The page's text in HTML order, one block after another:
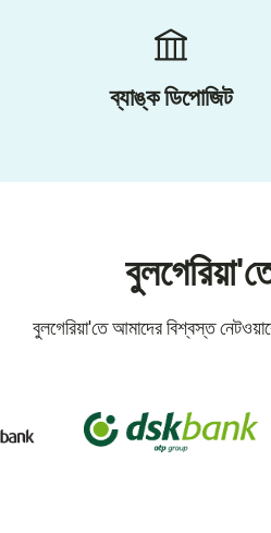
ব্যাঙ্ক ডিপোজিট
বুলগেরিয়া'তে আমাদের বিশ্বস্ত